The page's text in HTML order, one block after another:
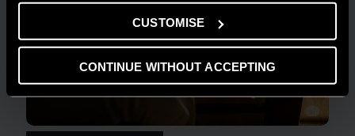
CUSTOMISE
CONTINUE WITHOUT ACCEPTING